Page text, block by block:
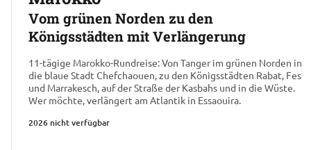
Vom grünen Norden zu den
Königsstädten mit Verlängerung
11-tägige Marokko-Rundreise: Von Tanger im grünen Norden in
die blaue Stadt Chefchaouen, zu den Königsstädten Rabat, Fes
und Marrakesch, auf der Straße der Kasbahs und in die Wüste.
Wer möchte, verlängert am Atlantik in Essaouira.
2026 nicht verfügbar